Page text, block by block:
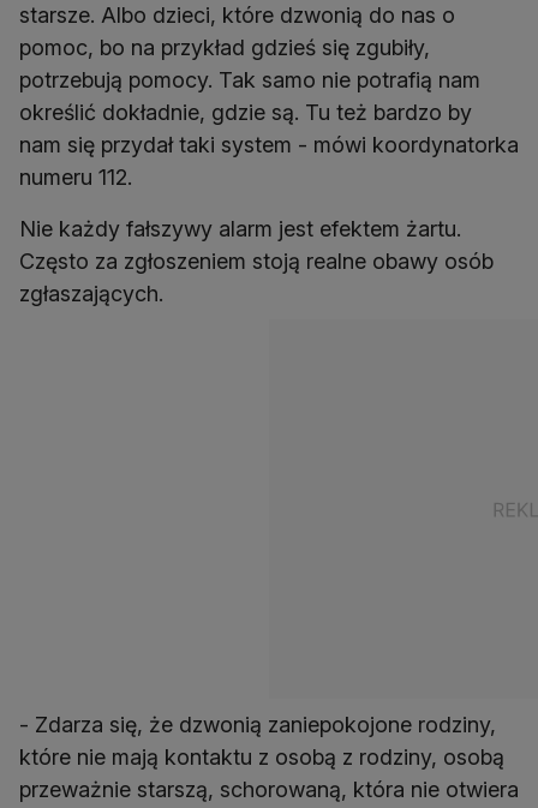
starsze. Albo dzieci, które dzwonią do nas o
pomoc, bo na przykład gdzieś się zgubiły,
potrzebują pomocy. Tak samo nie potrafią nam
określić dokładnie, gdzie są. Tu też bardzo by
nam się przydał taki system - mówi koordynatorka
numeru 112.
Nie każdy fałszywy alarm jest efektem żartu.
Często za zgłoszeniem stoją realne obawy osób
zgłaszających.
- Zdarza się, że dzwonią zaniepokojone rodziny,
które nie mają kontaktu z osobą z rodziny, osobą
przeważnie starszą, schorowaną, która nie otwiera